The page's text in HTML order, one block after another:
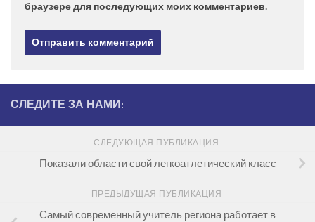
браузере для последующих моих комментариев.
СЛЕДИТЕ ЗА НАМИ:
СЛЕДУЮЩАЯ ПУБЛИКАЦИЯ
Показали области свой легкоатлетический класс
ПРЕДЫДУЩАЯ ПУБЛИКАЦИЯ
Самый современный учитель региона работает в